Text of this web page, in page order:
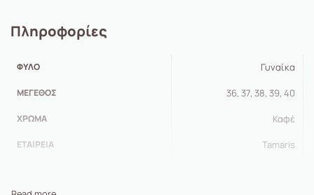
Πληροφορίες
ΦΎΛΟ Γυναίκα
ΜΈΓΕΘΟΣ 36, 37, 38, 39, 40
ΧΡΏΜΑ Καφέ
ΕΤΑΙΡΕΊΑ Tamaris